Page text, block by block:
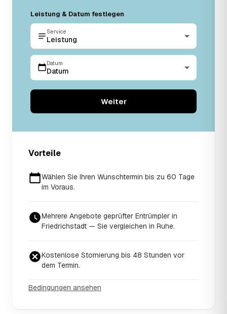
Leistung & Datum festlegen
Service
Leistung
Datum
Datum
Weiter
Vorteile
Wählen Sie Ihren Wunschtermin bis zu 60 Tage
im Voraus.
Mehrere Angebote geprüfter Entrümpler in
Friedrichstadt — Sie vergleichen in Ruhe.
Kostenlose Stornierung bis 48 Stunden vor
dem Termin.
Bedingungen ansehen